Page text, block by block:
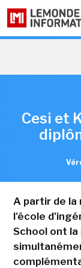
Cesi et
A partir de
l'école
School ont